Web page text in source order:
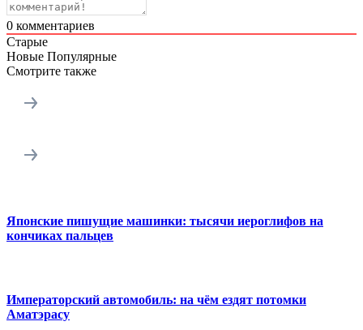
0 комментариев
Старые
Новые Популярные
Смотрите также
Японские пишущие машинки: тысячи иероглифов на
кончиках пальцев
Императорский автомобиль: на чём ездят потомки
Аматэрасу